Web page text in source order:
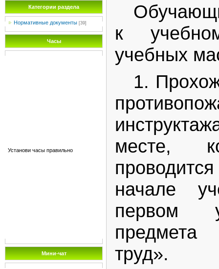
Категории раздела
Нормативные документы [39]
Часы
Установи часы правильно
Мини-чат
к
учебных
1.
месте,
начале
первом
труд».